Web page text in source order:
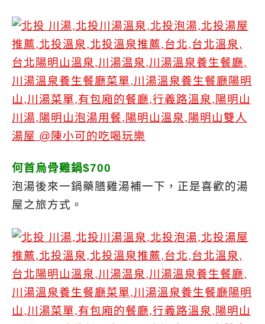
何首烏骨雞鍋$700
泡湯後來一鍋藥膳雞湯補一下，正是喜歡的湯
屋之旅方式。